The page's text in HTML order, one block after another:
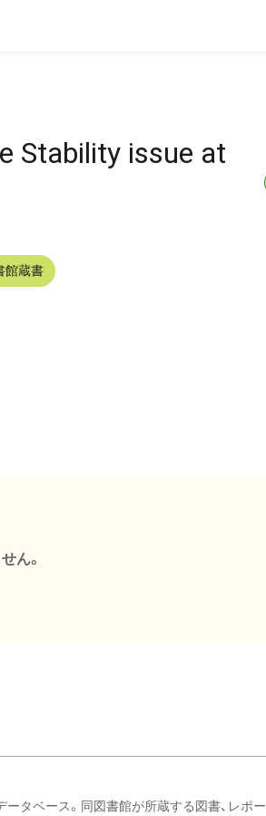
Stability issue at
館蔵書
ん。
タベース。同図書館が所蔵する図書、レポー